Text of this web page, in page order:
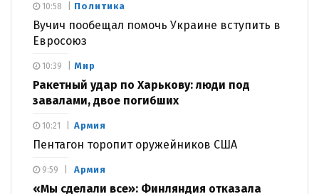
Политика
Вучич пообещал помочь Украине вступить в
Евросоюз
10:58
Мир
Ракетный удар по Харькову: люди под
завалами, двое погибших
10:39
Армия
Пентагон торопит оружейников США
10:21
Армия
«Мы сделали все»: Финляндия отказала
9:59